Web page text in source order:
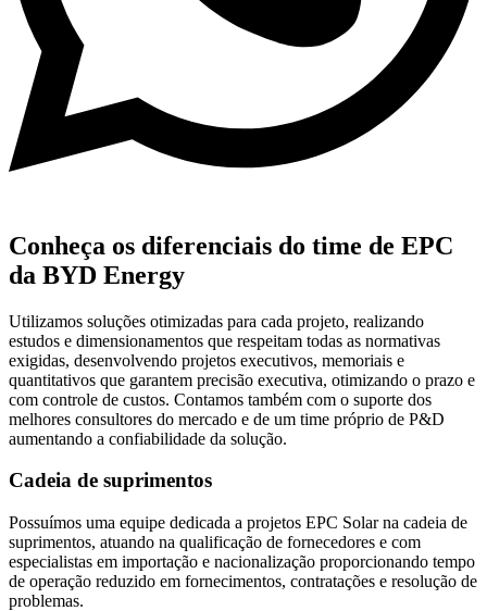
Conheça os diferenciais do time de EPC
da BYD Energy
Utilizamos soluções otimizadas para cada projeto, realizando
estudos e dimensionamentos que respeitam todas as normativas
exigidas, desenvolvendo projetos executivos, memoriais e
quantitativos que garantem precisão executiva, otimizando o prazo e
com controle de custos. Contamos também com o suporte dos
melhores consultores do mercado e de um time próprio de P&D
aumentando a confiabilidade da solução.
Cadeia de suprimentos
Possuímos uma equipe dedicada a projetos EPC Solar na cadeia de
suprimentos, atuando na qualificação de fornecedores e com
especialistas em importação e nacionalização proporcionando tempo
de operação reduzido em fornecimentos, contratações e resolução de
problemas.